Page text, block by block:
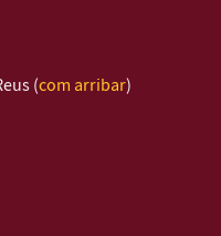
(com arribar)